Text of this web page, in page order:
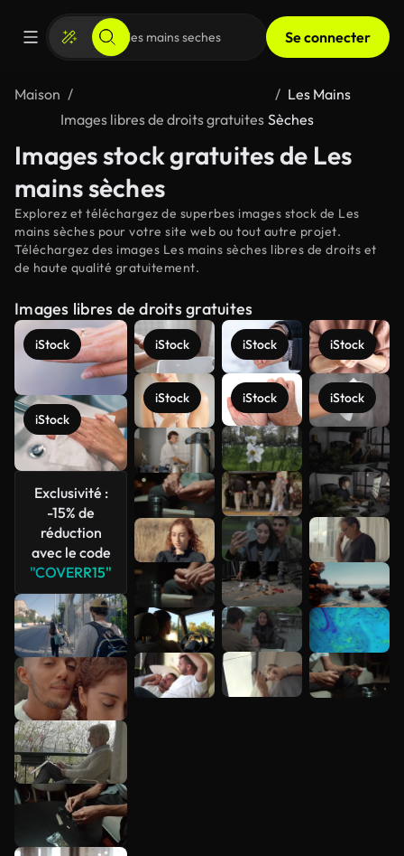
Se connecter
Maison
Images libres de droits gratuites
Les Mains
Sèches
Images stock gratuites de Les
mains sèches
Explorez et téléchargez de superbes images stock de Les
mains sèches pour votre site web ou tout autre projet.
Téléchargez des images Les mains sèches libres de droits et
de haute qualité gratuitement.
Images libres de droits gratuites
iStock
iStock
Exclusivité :
-15% de
réduction
avec le code
"COVERR15"
iStock
iStock
iStock
iStock
iStock
iStock
Voir plus